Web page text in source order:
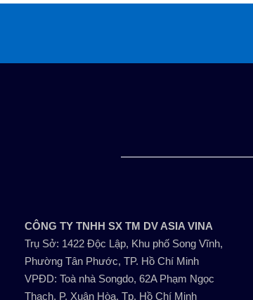
Bỏ
dung
CÔNG TY TNHH SX TM DV ASIA VINA
Trụ Sở: 1422 Độc Lập, Khu phố Song Vĩnh,
Phường Tân Phước, TP. Hồ Chí Minh
VPĐD: Toà nhà Songdo, 62A Phạm Ngọc
Thạch, P. Xuân Hòa, Tp. Hồ Chí Minh